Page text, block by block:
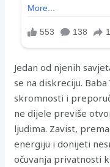
Jedan od njenih
se na diskreciju.
skromnosti i
ne dijele previše
ljudima. Zavist,
energiju i donijeti
očuvanja privatnosti